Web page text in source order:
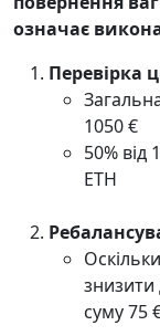
означає
Перевірка
1050 €
50% від
ETH
знизити
суму 75